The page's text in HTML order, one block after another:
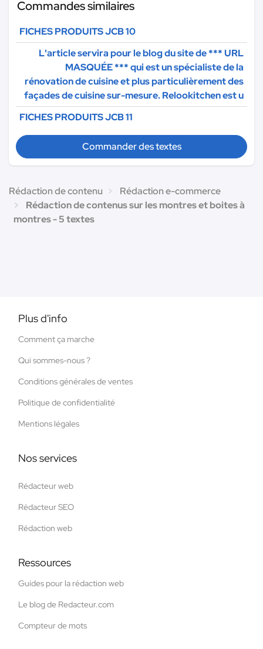
Commandes similaires
FICHES PRODUITS JCB 10
L'article servira pour le blog du site de*** URL
MASQUÉE ***qui est un spécialiste de la
rénovation de cuisine et plus particulièrement des
façades de cuisine sur-mesure. Relookitchen est u
FICHES PRODUITS JCB 11
Commander des textes
Rédaction de contenu
Rédaction e-commerce
Rédaction de contenus sur les montres et boites à
montres - 5 textes
Plus d'info
Comment ça marche
Qui sommes-nous ?
Conditions générales de ventes
Politique de confidentialité
Mentions légales
Nos services
Rédacteur web
Rédacteur SEO
Rédaction web
Ressources
Guides pour la rédaction web
Le blog de Redacteur.com
Compteur de mots